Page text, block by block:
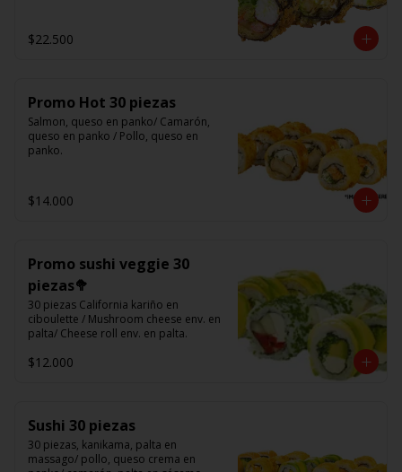
(Foto referencial)
$22.500
Promo Hot 30 piezas
Salmon, queso en panko/ Camarón,
queso en panko / Pollo, queso en
panko.
$14.000
Promo sushi veggie 30
piezas🥦
30 piezas California kariño en
ciboulette / Mushroom cheese env. en
palta/ Cheese roll env. en palta.
$12.000
Sushi 30 piezas
30 piezas, kanikama, palta en
massago/ pollo, queso crema en